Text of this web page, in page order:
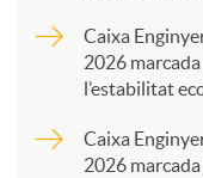
Caixa
2026
l’estabilitat
Caixa
2026